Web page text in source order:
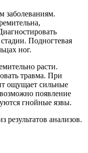
заболеваниям.
Подногтевая
ног.
расти.
травма. При
ощущает сильные
появление
гнойные язвы.
результатов анализов.